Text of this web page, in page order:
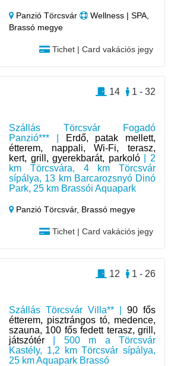
Panzió Törcsvár
Wellness | SPA,
Brassó megye
Tichet | Card vakációs jegy
Szállás Törcsvár Fogadó
Panzió*** |
Erdő, patak mellett,
étterem, nappali, Wi-Fi, terasz,
kert, grill, gyerekbarát, parkoló| 2
km Törcsvára, 4 km Törcsvár
sípálya, 13 km Barcarozsnyó Dinó
Park, 25 km Brassói Aquapark
Panzió Törcsvár, Brassó megye
Tichet | Card vakációs jegy
1 - 32
14
Szállás Törcsvár Villa** |90 fős
étterem, pisztrángos tó, medence,
szauna, 100 fős fedett terasz, grill,
játszótér | 500 m a Törcsvár
Kastély, 1,2 km Törcsvár sípálya,
25 km Aquapark Brassó
1 - 26
12